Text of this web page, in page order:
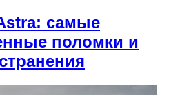
самые
поломки и